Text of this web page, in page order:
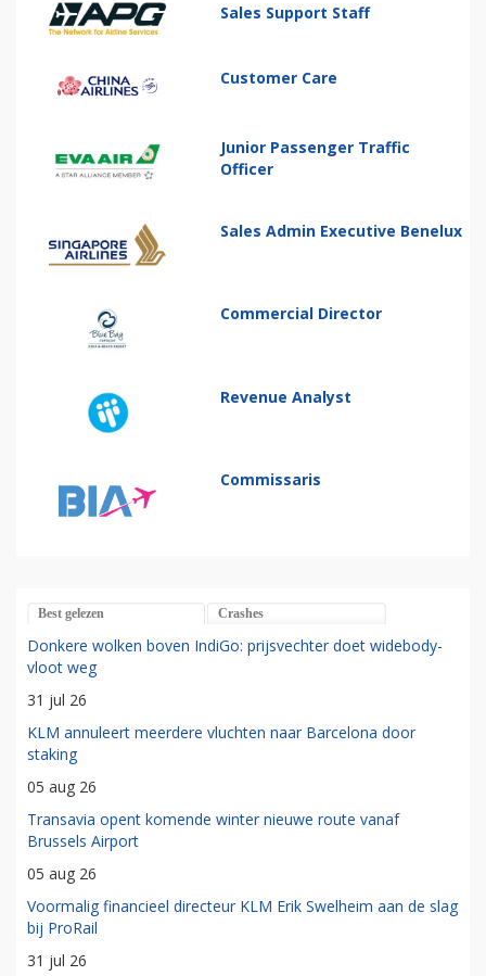
Sales Support Staff
Customer Care
Junior Passenger Traffic
Officer
Sales Admin Executive Benelux
Commercial Director
Revenue Analyst
Commissaris
Best gelezen Crashes
Donkere wolken boven IndiGo: prijsvechter doet widebody-
vloot weg
31 jul 26
KLM annuleert meerdere vluchten naar Barcelona door
staking
05 aug 26
Transavia opent komende winter nieuwe route vanaf
Brussels Airport
05 aug 26
Voormalig financieel directeur KLM Erik Swelheim aan de slag
bij ProRail
31 jul 26